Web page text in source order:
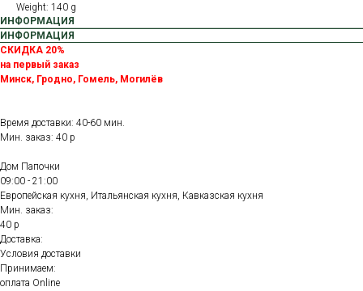
Weight: 140 g
ИНФОРМАЦИЯ
ИНФОРМАЦИЯ
СКИДКА 20%
на первый заказ
Минск, Гродно, Гомель, Могилёв
Время доставки: 40-60 мин.
Мин. заказ: 40 р
Дом Папочки
09:00 - 21:00
Европейская кухня, Итальянская кухня, Кавказская кухня
Мин. заказ:
40 р
Доставка:
Условия доставки
Принимаем:
оплата Online